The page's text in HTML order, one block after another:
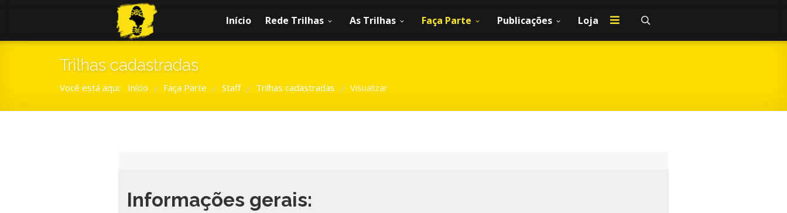
Início Rede Trilhas As Trilhas Faça Parte Publicações Loja
Trilhas cadastradas
Você está aqui: Início / Faça Parte / Staff / Trilhas cadastradas / Visualizar
Informações gerais: